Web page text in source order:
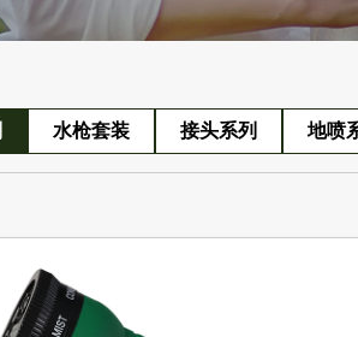
水枪套装 接头系列 地喷